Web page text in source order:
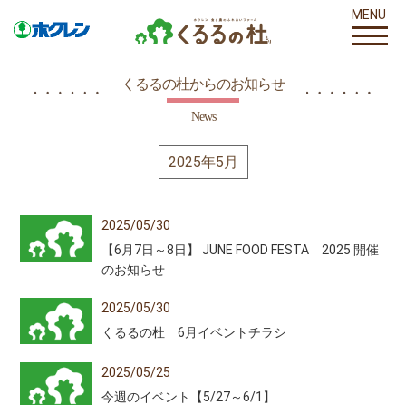
MENU
くるるの杜からのお知らせ
News
2025年5月
2025/05/30
【6月7日～8日】 JUNE FOOD FESTA 2025 開催
のお知らせ
2025/05/30
くるるの杜 6月イベントチラシ
2025/05/25
今週のイベント【5/27～6/1】